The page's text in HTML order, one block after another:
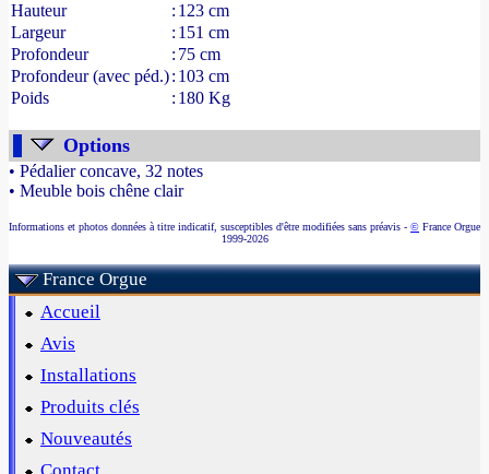
Hauteur
: 123 cm
Largeur
: 151 cm
Profondeur
: 75 cm
Profondeur (avec péd.): 103 cm
Poids
: 180 Kg
Options
• Pédalier concave, 32 notes
• Meuble bois chêne clair
Informations et photos données à titre indicatif, susceptibles d'être modifiées sans préavis - © France Orgue
1999-2026
France Orgue
Accueil
Avis
Installations
Produits clés
Nouveautés